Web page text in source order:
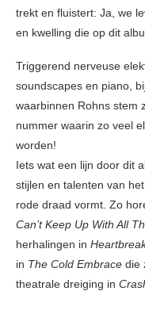
trekt en fluistert: Ja, we
en kwelling die op dit
Triggerend nerveuse
soundscapes en piano,
waarbinnen Rohns stem
nummer waarin zo veel
worden!
Iets wat een lijn door dit
stijlen en talenten van
rode draad vormt. Zo
Can’t Keep Up With All
herhalingen in
in The Cold Embrace die
theatrale dreiging in